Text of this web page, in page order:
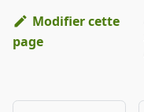
Modifier cette
page